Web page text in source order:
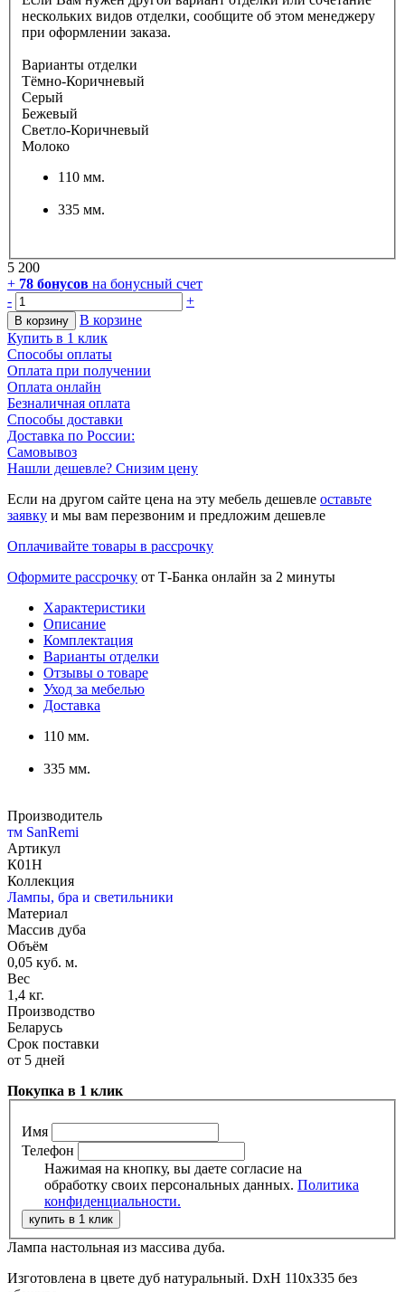
нескольких видов отделки, сообщите об этом менеджеру
при оформлении заказа.
Варианты отделки
Тёмно-Коричневый
Серый
Бежевый
Светло-Коричневый
Молоко
110 мм.
335 мм.
5 200
+ 78 бонусов на бонусный счет
-
+
В корзину
В корзине
Купить в 1 клик
Способы оплаты
Оплата при получении
Оплата онлайн
Безналичная оплата
Способы доставки
Доставка по России:
Самовывоз
Нашли дешевле? Снизим цену
Если на другом сайте цена на эту мебель дешевле оставьте
заявку и мы вам перезвоним и предложим дешевле
Оплачивайте товары в рассрочку
Оформите рассрочку от Т-Банка онлайн за 2 минуты
Характеристики
Описание
Комплектация
Варианты отделки
Отзывы о товаре
Уход за мебелью
Доставка
110 мм.
335 мм.
Производитель
тм SanRemi
Артикул
К01Н
Коллекция
Лампы, бра и светильники
Материал
Массив дуба
Объём
0,05 куб. м.
Вес
1,4 кг.
Производство
Беларусь
Срок поставки
от 5 дней
Покупка в 1 клик
Имя
Телефон
Нажимая на кнопку, вы даете согласие на
обработку своих персональных данных. Политика
конфиденциальности.
Лампа настольная из массива дуба.
Изготовлена в цвете дуб натуральный. DхH 110х335 без